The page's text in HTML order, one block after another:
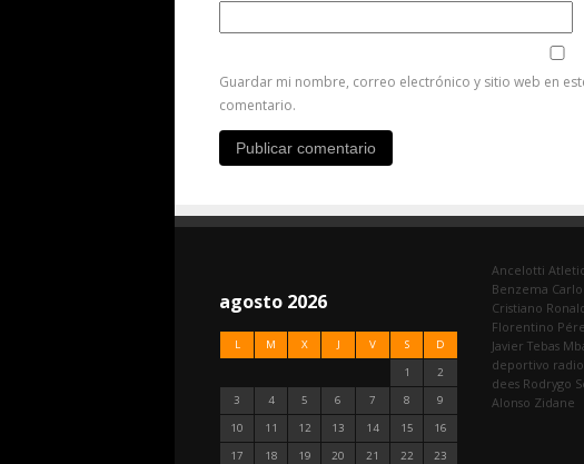
Guardar mi nombre, correo electrónico y sitio web en
comentario.
agosto 2026
L M X J V S D
1
2
3
4 5 6 7 8
9
10
11 12 13 14 15
16
17
18 19 20 21 22
23
Ancelotti
Benzema
Cristiano
Florentino
Javier Tebas
deportivo radio
dees Rodrygo
Alonso Zidane